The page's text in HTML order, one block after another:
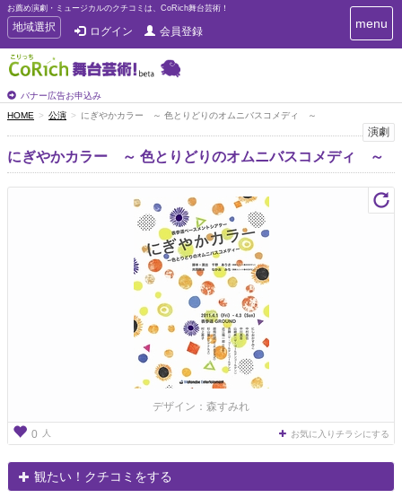
お薦め演劇・ミュージカルのクチコミは、CoRich舞台芸術！
T
o
g
g
e
n
a
i
地域選択 ログイン 会員登録
バナー広告お申込み
T
o
i
menu
HOME 公演 にぎやかカラー ～ 色とりどりのオムニバスコメディ ～
演劇
にぎやかカラー ～ 色とりどりのオムニバスコメディ ～
デザイン：森すみれ
0 人 お気に入りチラシにする
観たい！クチコミをする